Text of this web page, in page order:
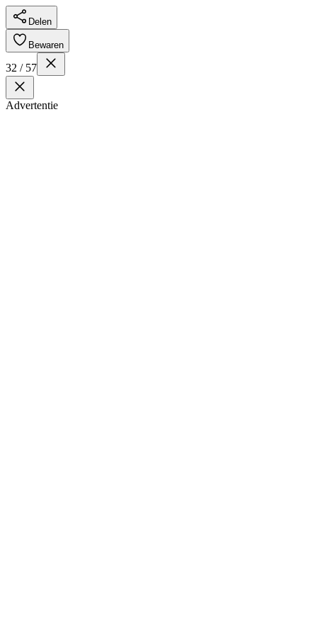
Delen
Bewaren
32 / 57
Advertentie